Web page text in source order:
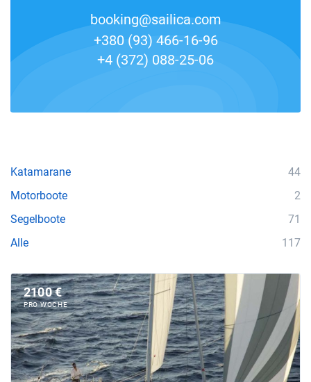
booking@sailica.com
+380 (93) 466-16-96
+4 (372) 088-25-06
Katamarane
44
Motorboote
2
Segelboote
71
Alle
117
2100 €
PRO WOCHE